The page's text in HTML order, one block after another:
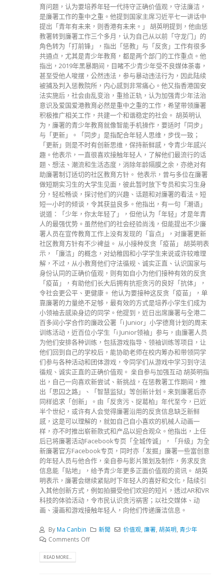
育问题，认为要培养年轻一代持守正确价值观，守法廉洁，
是廉署工作的重中之重。他提到国家主席习近平七一讲话中
提出「青年有未来，则香港有未来。」 胡英明提到，他由惩
教署转到廉署工作三个多月，认为自己从以前「守龙门」的
角色转为「打前锋」，指出「惩教」与「反贪」工作有很多
共通点，尤其是青少年教育，都是两个部门的工作重点。他
指出，2019年黑暴期间，目睹不少青少年受不良媒体荼毒，
甚至受他人唆摆，公然违法，参与暴动违法行为，因此陆续
被捕及判入惩教院所，内心感到非常痛心。他又指香港国安
法实施后，社会由乱变治，重拾正轨，认为加强青少年法治
意识及爱国爱港教育必然是重中之重的工作，希望带领廉署
积极推广相关工作，共建一个和谐稳定的社会。 胡英明认
为，廉署的青少年教育就像智能手机操作，要适时「同步」
与「更新」。「同步」是指配合年轻人思维，步伐一致；
「更新」则是不时有创新思维，保持新鲜感，令青少年感兴
趣。他表示，一直很喜欢接触年轻人，了解他们最流行的话
题、想法、潮流和生活态度，消除年龄隔膜之余，亦绝对有
助廉署制订适切的社区教育方针。 他表示，曾与多位在廉署
做短期实习生的大学生见面，彼此暂时放下专员和实习生身
分，轻松畅谈，探讨他们的兴趣、话题和对廉署的看法。短
短一小时的倾谈，令其获益良多。他指出，有一句「潮语」
说道：「少年，你太年轻了」，但他认为「年轻」才是年青
人的最强优势。虽然他们的社会经验尚浅，但能提出不少廉
署人员在宣传教育工作上没有发现的「盲点」，对廉署更新
社区教育方针有不少裨益。 从小接种反贪「疫苗」 胡英明表
示，「廉洁」的概念，对幼稚园和小学学生来说或许较难理
解，不过，从小教育他们守法循规、诚实正直、认识国家与
身份认同的正确价值观，则有如自小为他们接种有效的反贪
「疫苗」，有助他们长大后拥有抗拒贪污的良好「抗体」，
令社会更公平、更健康。 他认为要接种这反贪「疫苗」，单
靠廉署的力量绝不足够，最有效的方式是培养小学生们成为
小领袖去感染身边的同学。他提到，近日出席廉署与全港二
百多间小学合作的廉政公署「i Junior」小学德育计划的周末
训练活动，近百位小学生「i Junior领袖」参与，由廉署人员
为他们安排各种训练，包括游戏指导、领袖训练等项目，让
他们回到自己的学校后，能协助老师在校内筹办和带领同学
们参与各种活动和团体游戏，令同学们从游戏中学习到守法
循规、诚实正直的正确价值观。 亲自参与加强互动 胡英明指
出，自己一向喜欢新尝试、新挑战，在惩教署工作期间，推
出「思囚之路」、「智慧监狱」等创新计划。来到廉署后亦
同样追求「创新」。由「反贪污、捉葛柏」年代至今，已近
半个世纪，或许有人会觉得廉署沿用的反贪信息缺乏新鲜
感，这是可以理解的，就如自己自小喜欢的机械人动画一
样，亦不时推出崭新款式和产品以迎合观众。他指出，上任
后已将廉署活动Facebook专页「全城传诚」，「升级」为全
新廉署官方Facebook专页，同时亦「发掘」廉署一些富创意
的年轻人员与他合作，亲自参与影片策划及制作，务求反贪
信息能「贴地」，给予青少年更多正面价值观的资讯。 胡英
明表示，廉署会继续紧贴时下年轻人的喜好和文化，陆续引
入其他创新方式，例如拍摄受他们欢迎的短片，透过AR和VR
科技的体验活动，令市民认识贪污祸害；以社交媒体、动
画、漫画和游戏接触年轻人，向他们传递廉洁信息。
By Ma Canbin 新聞 价值观 廉署 ,胡英明 ,青少年
Comments Off
READ MORE...